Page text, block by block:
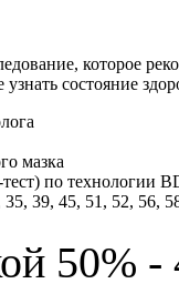
которое
состояние
мазка
по технологии
39, 45, 51, 52, 56,
50% -